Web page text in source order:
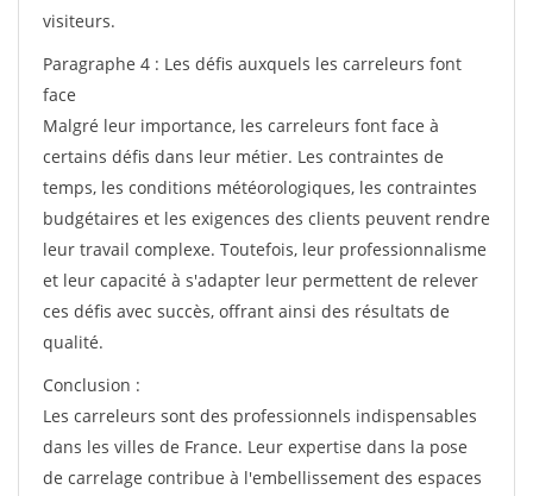
visiteurs.
Paragraphe 4 : Les défis auxquels les carreleurs font
face
Malgré leur importance, les carreleurs font face à
certains défis dans leur métier. Les contraintes de
temps, les conditions météorologiques, les contraintes
budgétaires et les exigences des clients peuvent rendre
leur travail complexe. Toutefois, leur professionnalisme
et leur capacité à s'adapter leur permettent de relever
ces défis avec succès, offrant ainsi des résultats de
qualité.
Conclusion :
Les carreleurs sont des professionnels indispensables
dans les villes de France. Leur expertise dans la pose
de carrelage contribue à l'embellissement des espaces